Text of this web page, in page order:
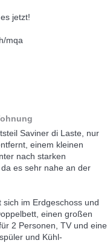
jetzt!
mqa
Saviner di Laste, nur
einem kleinen
nach starken
es sehr nahe an der
im Erdgeschoss und
einen großen
2 Personen, TV und eine
und Kühl-